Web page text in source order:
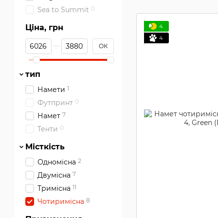
4
4
Sea to Summit 0
Ціна, грн
Від Ціна, грн
До Ціна, грн ОК
тип
Намети 1
Футпринт 0
Намет 7
Тенти 0
Місткість
Одномісна 2
Двумісна 7
Тримісна 11
Чотиримісна 8